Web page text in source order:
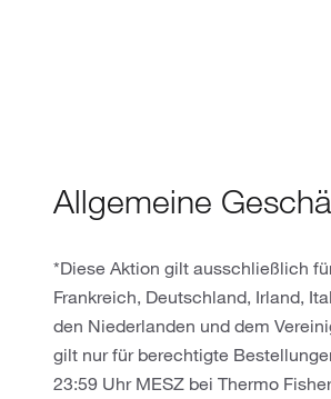
Allgemeine
*Diese Aktion gilt ausschließlich
Frankreich, Deutschland, Irland,
den Niederlanden und dem
gilt nur für berechtigte
23:59 Uhr MESZ bei Thermo